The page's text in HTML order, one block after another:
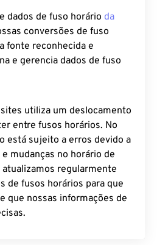
dados de fuso horário da
conversões de fuso
fonte reconhecida e
e gerencia dados de fuso
utiliza um deslocamento
entre fusos horários. No
está sujeito a erros devido a
mudanças no horário de
regularmente
de fusos horários para que
que nossas informações de